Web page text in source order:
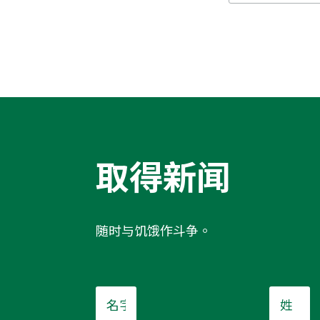
取得新闻
随时与饥饿作斗争。
名
字
姓
*